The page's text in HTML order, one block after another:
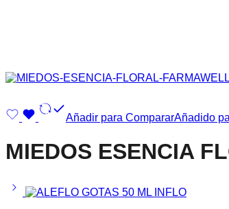
Añadir para CompararAñadido
MIEDOS ESENCIA